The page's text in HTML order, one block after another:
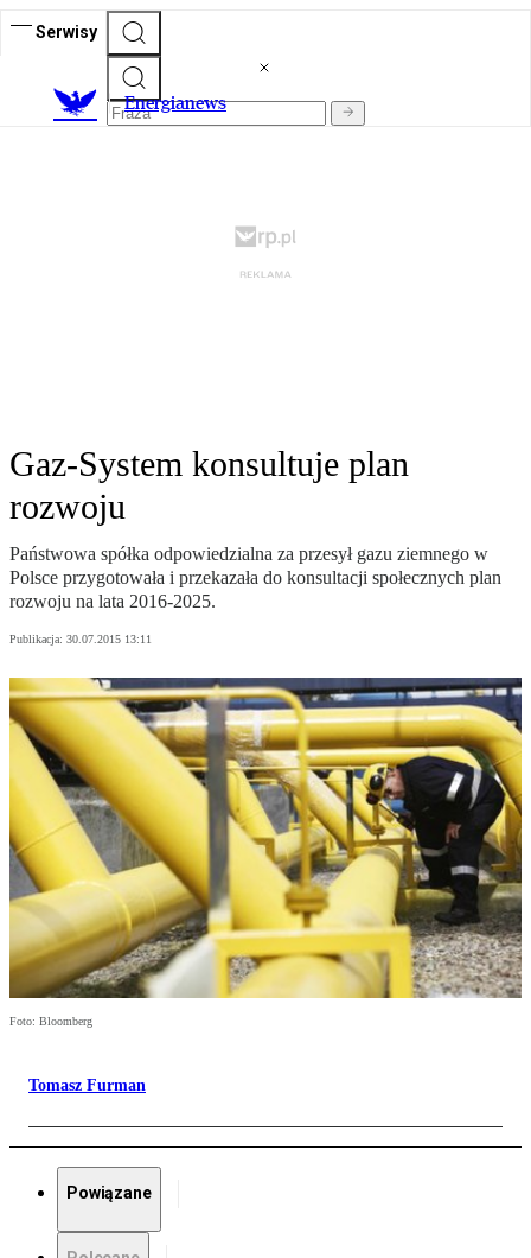
Serwisy
Energianews
Gaz-System konsultuje plan
rozwoju
Państwowa spółka odpowiedzialna za przesył gazu ziemnego w
Polsce przygotowała i przekazała do konsultacji społecznych plan
rozwoju na lata 2016-2025.
Publikacja: 30.07.2015 13:11
Foto: Bloomberg
Tomasz Furman
Powiązane